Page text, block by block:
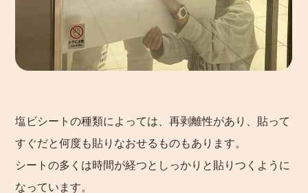
塩ビシートの種類によっては、再剥離性があり、貼って
すぐだと何度も貼りなおせるものもあります。
シートの多くは時間が経つとしっかりと貼りつくように
なっています。